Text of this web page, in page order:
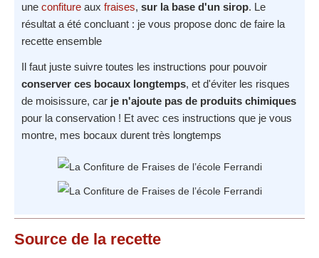
une confiture aux fraises, sur la base d'un sirop. Le
résultat a été concluant : je vous propose donc de faire la
recette ensemble
Il faut juste suivre toutes les instructions pour pouvoir
conserver ces bocaux longtemps, et d'éviter les risques
de moisissure, car je n'ajoute pas de produits chimiques
pour la conservation ! Et avec ces instructions que je vous
montre, mes bocaux durent très longtemps
Source de la recette